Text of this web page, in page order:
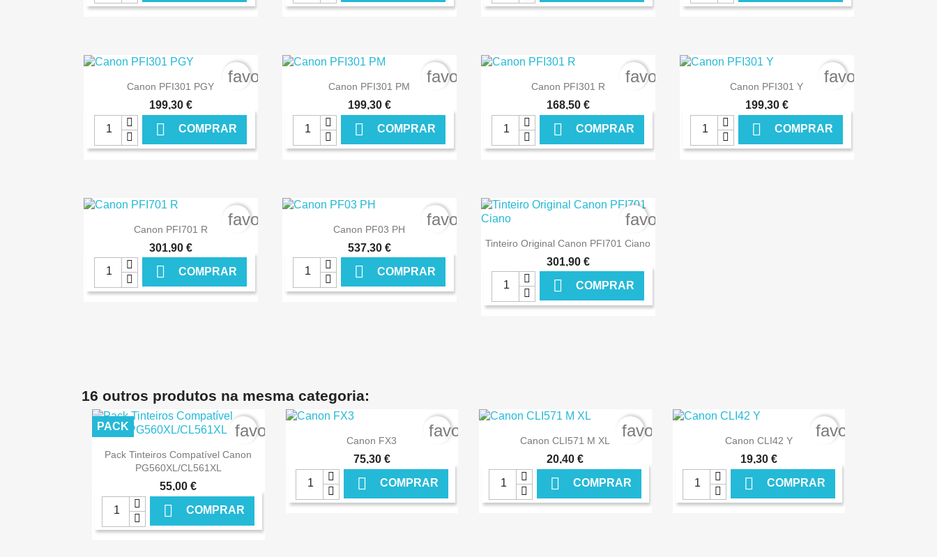
€ ONLINE € ONLINE € ONLINE € ONLINE
 Ver+
Canon PFI301 PGY
199,30 €
 COMPRAR
€ ONLINE
favorite_border  Ver+
Canon PFI301 PM
199,30 €
 COMPRAR
€ ONLINE
favorite_border  Ver+
Canon PFI301 R
168,50 €
 COMPRAR
€ ONLINE
favorite_border  Ver+
Canon PFI301 Y
199,30 €
 COMPRAR
favorite_border
 Ver+
Canon PFI701 R
301,90 €
 COMPRAR
favorite_border  Ver+
Canon PF03 PH
537,30 €
 COMPRAR
favorite_border
 Ver+
Tinteiro Original Canon PFI701 Ciano
301,90 €
 COMPRAR
favorite_border
16 outros produtos na mesma categoria:
 Ver+
Pack Tinteiros Compatível Canon
PG560XL/CL561XL
55,00 €
 COMPRAR
PACK favorite_border  Ver+
Canon FX3
75,30 €
 COMPRAR
favorite_border  Ver+
Canon CLI571 M XL
20,40 €
 COMPRAR
favorite_border  Ver+
Canon CLI42 Y
19,30 €
 COMPRAR
favorite_border